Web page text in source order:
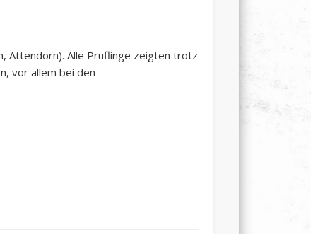
Attendorn). Alle Prüflinge zeigten trotz
vor allem bei den